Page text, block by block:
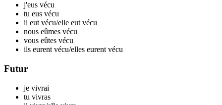
j'eus vécu
tu eus vécu
il eut vécu/elle eut vécu
nous eûmes vécu
vous eûtes vécu
ils eurent vécu/elles eurent vécu
Futur
je vivrai
tu vivras